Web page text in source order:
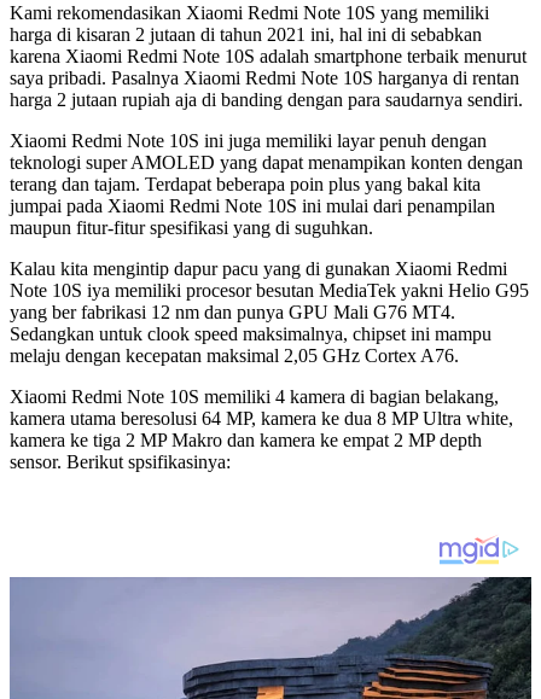
Kami rekomendasikan Xiaomi Redmi Note 10S yang memiliki
harga di kisaran 2 jutaan di tahun 2021 ini, hal ini di sebabkan
karena Xiaomi Redmi Note 10S adalah smartphone terbaik menurut
saya pribadi. Pasalnya Xiaomi Redmi Note 10S harganya di rentan
harga 2 jutaan rupiah aja di banding dengan para saudarnya sendiri.
Xiaomi Redmi Note 10S ini juga memiliki layar penuh dengan
teknologi super AMOLED yang dapat menampikan konten dengan
terang dan tajam. Terdapat beberapa poin plus yang bakal kita
jumpai pada Xiaomi Redmi Note 10S ini mulai dari penampilan
maupun fitur-fitur spesifikasi yang di suguhkan.
Kalau kita mengintip dapur pacu yang di gunakan Xiaomi Redmi
Note 10S iya memiliki procesor besutan MediaTek yakni Helio G95
yang ber fabrikasi 12 nm dan punya GPU Mali G76 MT4.
Sedangkan untuk clook speed maksimalnya, chipset ini mampu
melaju dengan kecepatan maksimal 2,05 GHz Cortex A76.
Xiaomi Redmi Note 10S memiliki 4 kamera di bagian belakang,
kamera utama beresolusi 64 MP, kamera ke dua 8 MP Ultra white,
kamera ke tiga 2 MP Makro dan kamera ke empat 2 MP depth
sensor. Berikut spsifikasinya: